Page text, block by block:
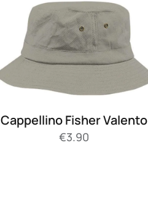
Cappellino Fisher Valento
€3.90